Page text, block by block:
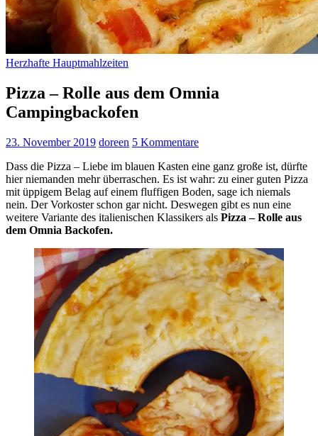
Herzhafte Hauptmahlzeiten
Pizza – Rolle aus dem Omnia
Campingbackofen
23. November 2019 doreen 5 Kommentare
Dass die Pizza – Liebe im blauen Kasten eine ganz große ist, dürfte
hier niemanden mehr überraschen. Es ist wahr: zu einer guten Pizza
mit üppigem Belag auf einem fluffigen Boden, sage ich niemals
nein. Der Vorkoster schon gar nicht. Deswegen gibt es nun eine
weitere Variante des italienischen Klassikers als Pizza – Rolle aus
dem Omnia Backofen.